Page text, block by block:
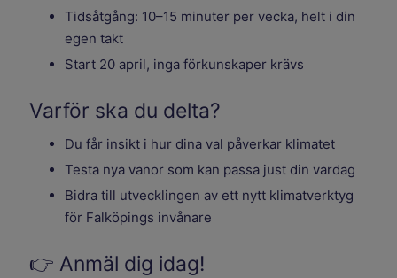
Tidsåtgång: 10–15 minuter per vecka, helt i din
egen takt
Start 20 april, inga förkunskaper krävs
Varför ska du delta?
Du får insikt i hur dina val påverkar klimatet
Testa nya vanor som kan passa just din vardag
Bidra till utvecklingen av ett nytt klimatverktyg
för Falköpings invånare
👉 Anmäl dig idag!